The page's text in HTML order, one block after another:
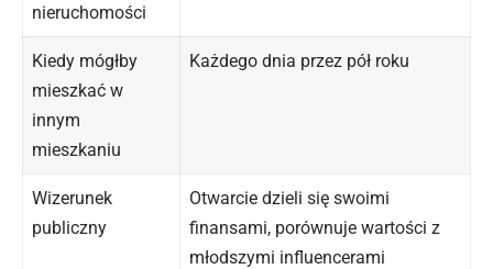
nieruchomości
Kiedy mógłby
mieszkać w
innym
mieszkaniu
Każdego dnia przez pół roku
Wizerunek
publiczny
Otwarcie dzieli się swoimi
finansami, porównuje wartości z
młodszymi influencerami